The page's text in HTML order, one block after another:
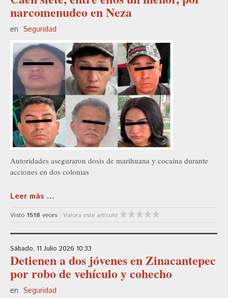
narcomenudeo en Neza
en Seguridad
Autoridades aseguraron dosis de marihuana y cocaína durante
acciones en dos colonias
Leer más ...
Visto 1518 veces Valora este artículo
Sábado, 11 Julio 2026 10:33
Detienen a dos jóvenes en Zinacantepec
por robo de vehículo y cohecho
en Seguridad